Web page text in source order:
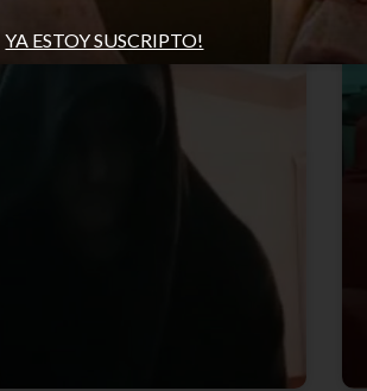
YA ESTOY SUSCRIPTO!